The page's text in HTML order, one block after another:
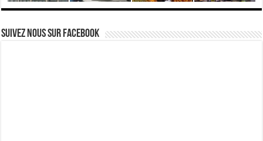
Suivez nous Sur Facebook